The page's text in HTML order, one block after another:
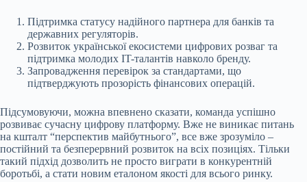
Підтримка статусу надійного партнера для банків та
державних регуляторів.
Розвиток української екосистеми цифрових розваг та
підтримка молодих IT-талантів навколо бренду.
Запровадження перевірок за стандартами, що
підтверджують прозорість фінансових операцій.
Підсумовуючи, можна впевнено сказати, команда успішно
розвиває сучасну цифрову платформу. Вже не виникає питань
на кшталт “перспектив майбутнього”, все вже зрозуміло –
постійний та безперервний розвиток на всіх позиціях. Тільки
такий підхід дозволить не просто виграти в конкурентній
боротьбі, а стати новим еталоном якості для всього ринку.